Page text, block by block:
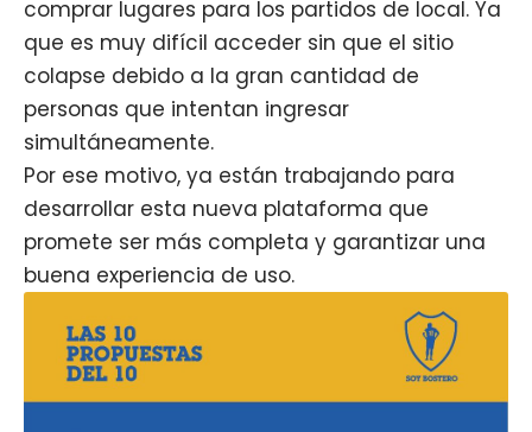
comprar lugares para los partidos de local. Ya
que es muy difícil acceder sin que el sitio
colapse debido a la gran cantidad de
personas que intentan ingresar
simultáneamente.
Por ese motivo, ya están trabajando para
desarrollar esta nueva plataforma que
promete ser más completa y garantizar una
buena experiencia de uso.